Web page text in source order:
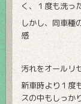
く、１度も洗っ
しかし、同車種
感
汚れをオールリ
新車時より１度
スの中もしっか